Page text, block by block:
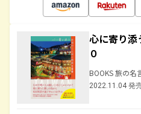
心に寄り添
０
BOOKS 旅の名
2022.11.04 発